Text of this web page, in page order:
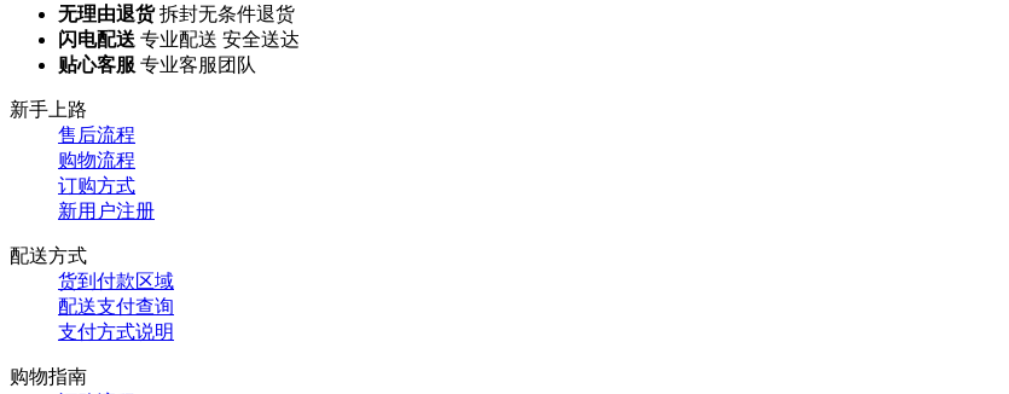
无理由退货 拆封无条件退货
闪电配送 专业配送 安全送达
贴心客服 专业客服团队
新手上路
售后流程
购物流程
订购方式
新用户注册
配送方式
货到付款区域
配送支付查询
支付方式说明
购物指南